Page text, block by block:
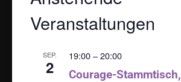
Veranstaltungen
SEP.
2
19:00–20:00
Courage-Stammtisch,